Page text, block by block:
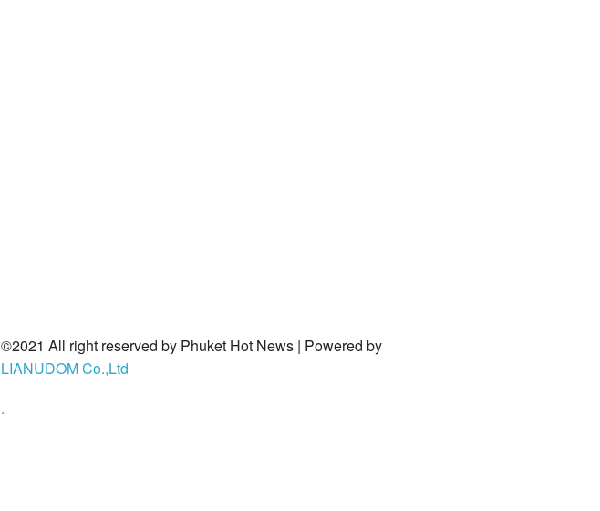
©2021 All right reserved by Phuket Hot News | Powered by
LIANUDOM Co.,Ltd
.